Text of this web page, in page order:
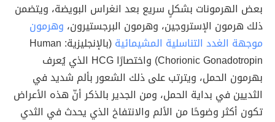
بعض الهرمونات بشكلٍ سريع بعد انغراس البويضة، ويتضمن
ذلك هرمون الإستروجين، وهرمون البرجستيرون، وهرمون
موجهة الغدد التناسلية المشيمائية
(بالإنجليزية: Human
Chorionic Gonadotropin) واختصارًا HCG الذي يُعرف
بهرمون الحمل، ويترتب على ذلك الشعور بألم شديد في
الثديين في بداية الحمل، ومن الجدير بالذكر أنّ هذه الأعراض
تكون أكثر وضوحًا من الألم والانتفاخ الذي يحدث في الثدي